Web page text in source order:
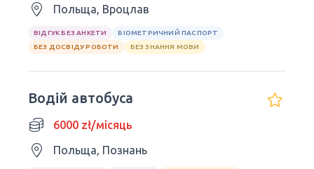
Польща, Вроцлав
ВІДГУК БЕЗ АНКЕТИ
БІОМЕТРИЧНИЙ ПАСПОРТ
БЕЗ ДОСВІДУ РОБОТИ
БЕЗ ЗНАННЯ МОВИ
Водій автобуса
6000 zł/місяць
Польща, Познань